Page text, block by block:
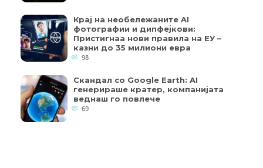
Крај на необележаните AI
фотографии и дипфејкови:
Пристигнаа нови правила на ЕУ –
казни до 35 милиони евра
98
Скандал со Google Earth: AI
генерираше кратер, компанијата
веднаш го повлече
69